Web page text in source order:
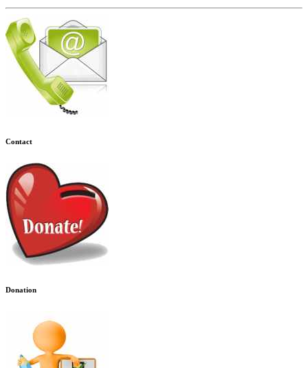
Contact
Donation